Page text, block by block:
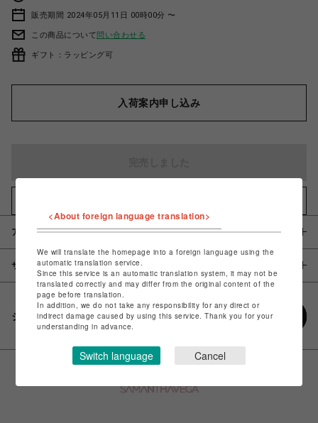
販売期間 2024年05月11日 00時00分 〜
この商品について問い合わせる
ギフト：ラッピング可
入荷案内申し込み
アイテム説明 / 素材
サイズ
シェアする
<About foreign language translation>
We will translate the homepage into a foreign language using the
automatic translation service.
Since this service is an automatic translation system, it may not be
translated correctly and may differ from the original content of the
page before translation.
In addition, we do not take any responsibility for any direct or
indirect damage caused by using this service. Thank you for your
understanding in advance.
Switch language Cancel